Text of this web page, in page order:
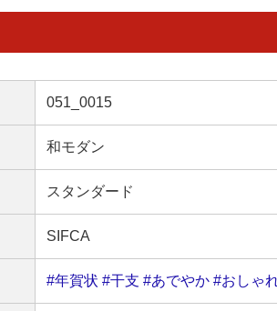
051_0015
和モダン
スタンダード
SIFCA
#年賀状 #干支 #あでやか #おしゃ